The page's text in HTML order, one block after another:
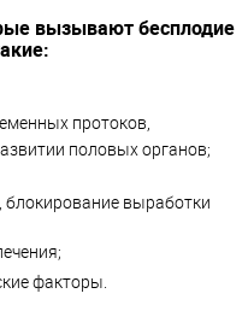
вызывают бесплодие
протоков,
половых органов;
выработки
факторы.